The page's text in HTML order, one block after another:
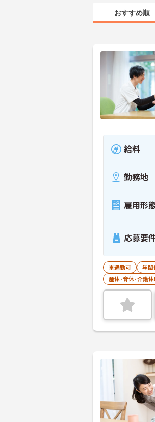
おすすめ順
給料
勤務地
雇用形
応募要
車通勤可 年間
産休･育休･介護